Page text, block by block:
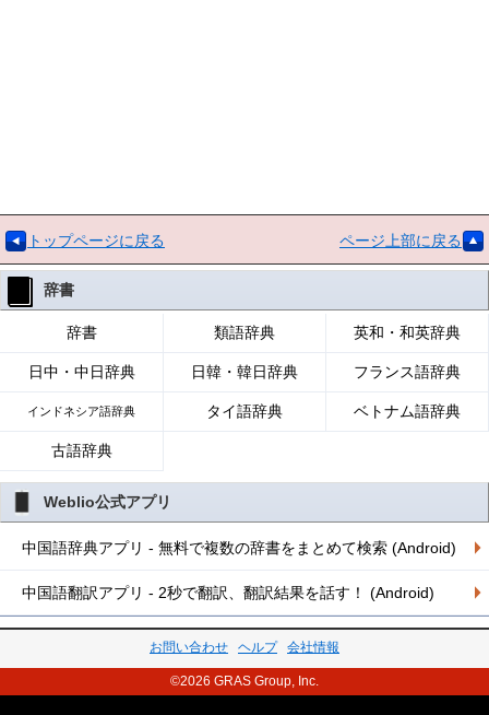
トップページに戻る ページ上部に戻る
辞書
辞書 類語辞典 英和・和英辞典
日中・中日辞典 日韓・韓日辞典 フランス語辞典
インドネシア語辞典 タイ語辞典 ベトナム語辞典
古語辞典
Weblio公式アプリ
中国語辞典アプリ - 無料で複数の辞書をまとめて検索 (Android)
中国語翻訳アプリ - 2秒で翻訳、翻訳結果を話す！ (Android)
お問い合わせ ヘルプ 会社情報
©2026 GRAS Group, Inc.